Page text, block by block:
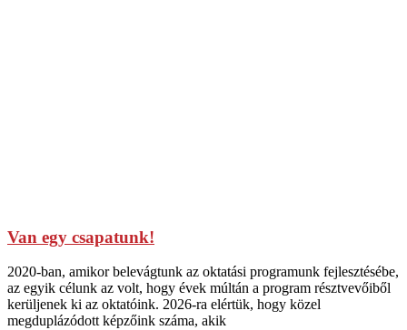
Van egy csapatunk!
2020-ban, amikor belevágtunk az oktatási programunk fejlesztésébe,
az egyik célunk az volt, hogy évek múltán a program résztvevőiből
kerüljenek ki az oktatóink. 2026-ra elértük, hogy közel
megduplázódott képzőink száma, akik